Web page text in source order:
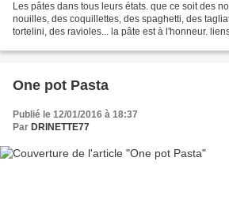
Les pâtes dans tous leurs états. que ce soit des
nouilles, des coquillettes, des spaghetti, des
tortelini, des ravioles... la pâte est à l'honneur.
One pot Pasta
Publié le 12/01/2016 à 18:37
Par DRINETTE77